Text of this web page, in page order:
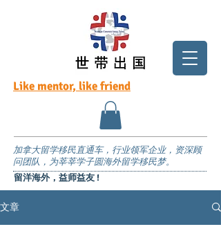
Like mentor, like friend
加拿大留学移民直通车，行业领军企业，资深顾
问团队，为莘莘学子圆海外留学移民梦。
留洋海外，益师益友 !
文章